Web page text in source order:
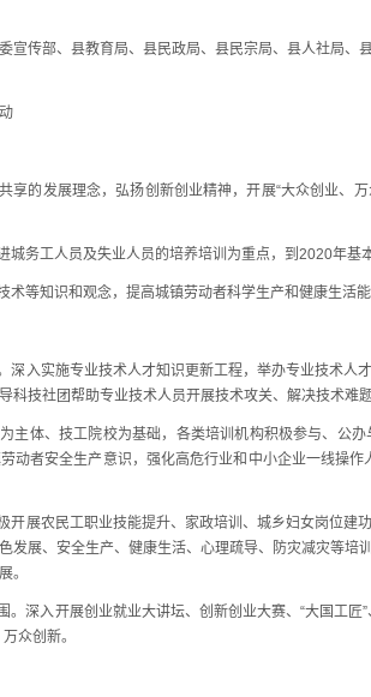
传部、县教育局、县民政局、县民宗局、县人社局、
的发展理念，弘扬创新创业精神，开展“大众创业、万
工人员及失业人员的培养培训为重点，到2020年基
知识和观念，提高城镇劳动者科学生产和健康生活能
入实施专业技术人才知识更新工程，举办专业技术人
科技社团帮助专业技术人员开展技术攻关、解决技术难
体、技工院校为基础，各类培训机构积极参与、公办
动者安全生产意识，强化高危行业和中小企业一线操
展农民工职业技能提升、家政培训、城乡妇女岗位建
发展、安全生产、健康生活、心理疏导、防灾减灾等
。
入开展创业就业大讲坛、创新创业大赛、“大国工匠”
众创新。